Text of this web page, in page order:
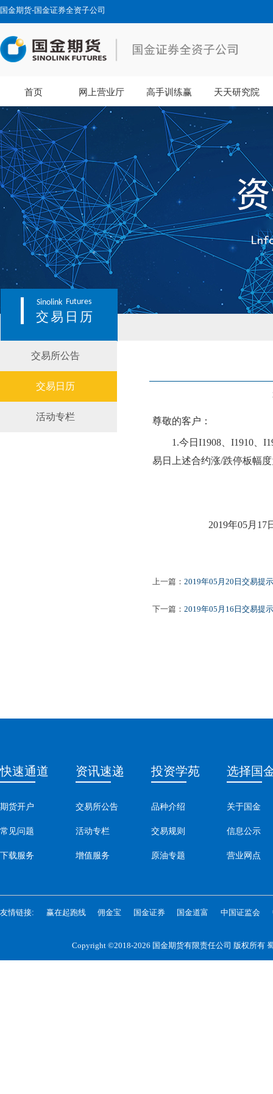
国金期货-国金证券全资子公司
首页 网上营业厅 高手训练赢 天天研究院
Sinolink Futures
交易日历
交易所公告
交易日历
活动专栏 尊敬的客户：
1.今日 I1908、I1910、
易日上述合约涨/跌停板幅
2019年05月 17
上一篇： 2019年05月20日交易提示
下一篇： 2019年05月16日交易提示
快速通道
期货开户
常见问题
下载服务
资讯速递
交易所公告
活动专栏
增值服务
投资学苑
品种介绍
交易规则
原油专题
选择国
关于国金
信息公示
营业网点
友情链接: 赢在起跑线 佣金宝 国金证券 国金道富 中国证监会
Copyright ©2018-2026 国金期货有限责任公司 版权所有